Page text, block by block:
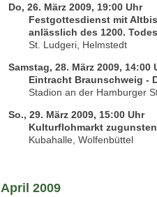
Do, 26. März 2009, 19:00 Uhr
Festgottesdienst mit
anlässlich des 1200.
St. Ludgeri, Helmstedt
Samstag, 28. März 2009, 14:00
Eintracht Braunschweig -
Stadion an der Hamburger
So., 29. März 2009, 15:00 Uhr
Kulturflohmarkt
Kubahalle, Wolfenbüttel
April 2009